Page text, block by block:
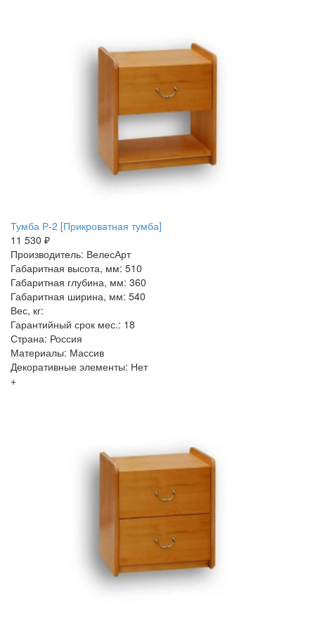
Тумба Р-2 [Прикроватная тумба]
11 530 ₽
Производитель: ВелесАрт
Габаритная высота, мм: 510
Габаритная глубина, мм: 360
Габаритная ширина, мм: 540
Вес, кг:
Гарантийный срок мес.: 18
Страна: Россия
Материалы: Массив
Декоративные элементы: Нет
+